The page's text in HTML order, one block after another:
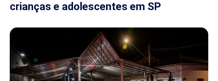
crianças e adolescentes em SP